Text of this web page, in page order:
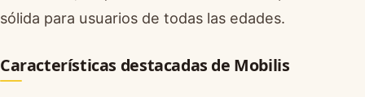
sólida para usuarios de todas las edades.
Características destacadas de Mobilis